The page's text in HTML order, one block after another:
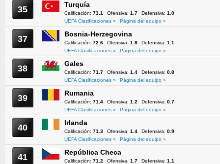
35 Turquía
Calificación: 73.1 Ofensiva: 1.7 Defensiva: 1.0
UEFA Clasificaciones »
Página del equipo »
37 Bosnia-Herzegovina
Calificación: 72.6 Ofensiva: 1.8 Defensiva: 1.1
UEFA Clasificaciones »
Página del equipo »
38 Gales
Calificación: 71.7 Ofensiva: 1.4 Defensiva: 0.8
UEFA Clasificaciones »
Página del equipo »
39 Rumania
Calificación: 71.4 Ofensiva: 1.2 Defensiva: 0.7
UEFA Clasificaciones »
Página del equipo »
40 Irlanda
Calificación: 71.3 Ofensiva: 1.4 Defensiva: 0.9
UEFA Clasificaciones »
Página del equipo »
41 República Checa
Calificación: 71.2 Ofensiva: 1.7 Defensiva: 1.1